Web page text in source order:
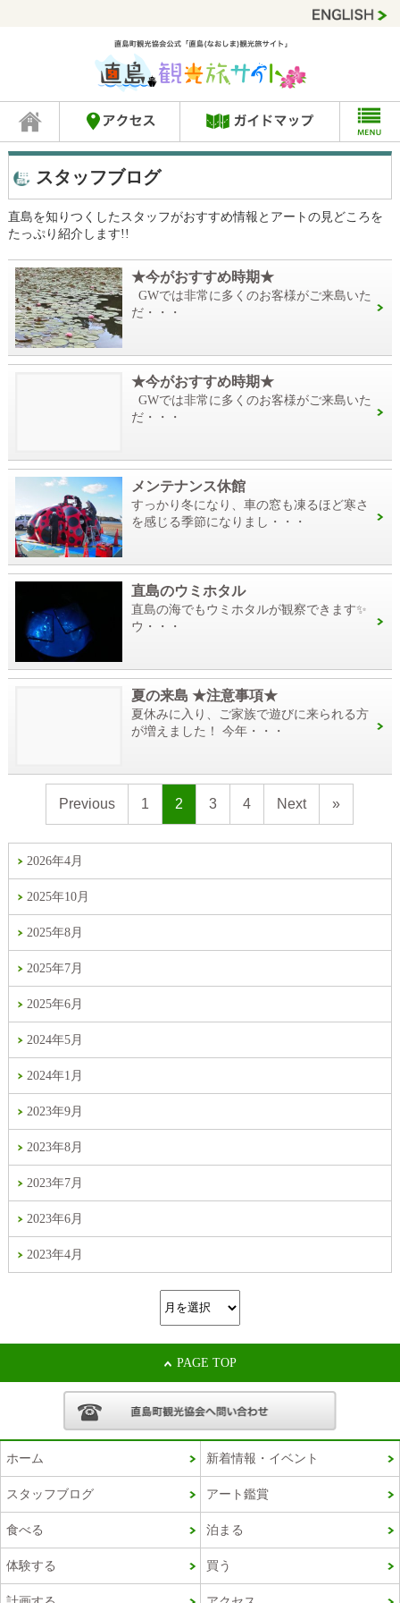
スタッフブログ
直島を知りつくしたスタッフがおすすめ情報とアートの見どころを
たっぷり紹介します!!
★今がおすすめ時期★
GWでは非常に多くのお客様がご来島いた
だ・・・
★今がおすすめ時期★
GWでは非常に多くのお客様がご来島いた
だ・・・
メンテナンス休館
すっかり冬になり、車の窓も凍るほど寒さ
を感じる季節になりまし・・・
直島のウミホタル
直島の海でもウミホタルが観察できます✨
ウ・・・
夏の来島 ★注意事項★
夏休みに入り、ご家族で遊びに来られる方
が増えました！ 今年・・・
Previous 1 2 3 4 Next »
2026年4月
2025年10月
2025年8月
2025年7月
2025年6月
2024年5月
2024年1月
2023年9月
2023年8月
2023年7月
2023年6月
2023年4月
PAGE TOP
ホーム 新着情報・イベント
スタッフブログ アート鑑賞
食べる 泊まる
体験する 買う
Chinese (Taiwan)
Korean